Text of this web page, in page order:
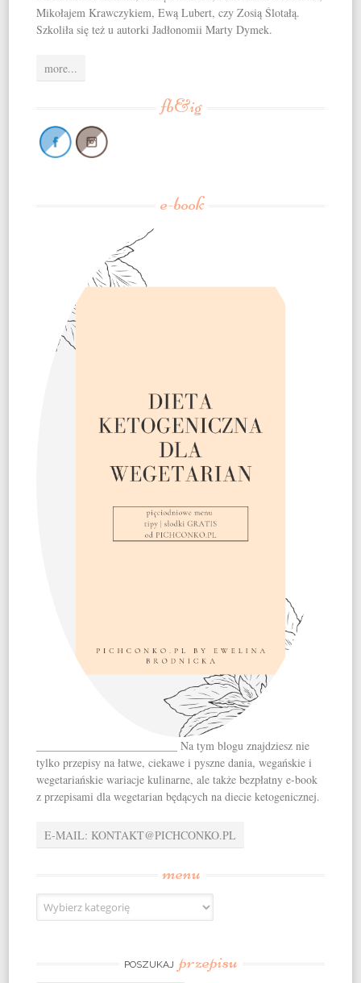
Mikołajem Krawczykiem, Ewą Lubert, czy Zosią Ślotałą.
Szkoliła się też u autorki Jadłonomii Marty Dymek.
more...
fb&ig
e-book
_________________________ Na tym blogu znajdziesz nie
tylko przepisy na łatwe, ciekawe i pyszne dania, wegańskie i
wegetariańskie wariacje kulinarne, ale także bezpłatny e-book
z przepisami dla wegetarian będących na diecie ketogenicznej.
E-MAIL: KONTAKT@PICHCONKO.PL
menu
menu
POSZUKAJ przepisu